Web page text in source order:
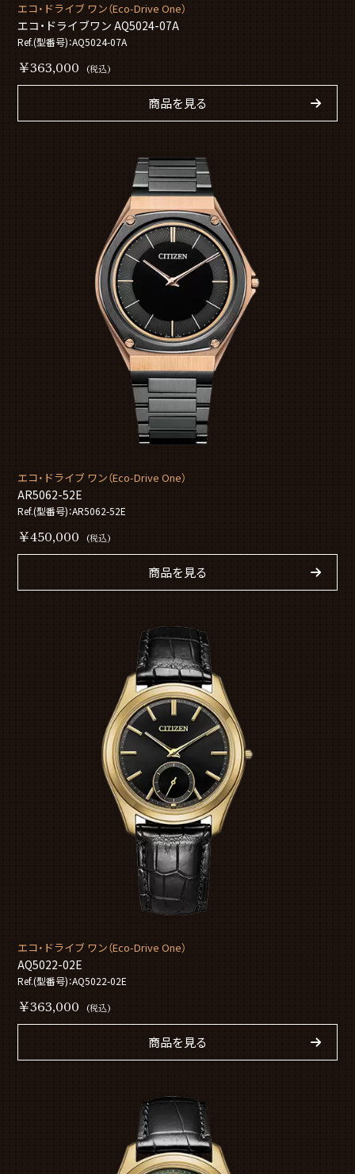
エコ・ドライブ ワン（Eco-Drive One）
エコ・ドライブワン AQ5024-07A
Ref.(型番号)：AQ5024-07A
￥363,000 (税込)
商品を見る
エコ・ドライブ ワン（Eco-Drive One）
AR5062-52E
Ref.(型番号)：AR5062-52E
￥450,000 (税込)
商品を見る
エコ・ドライブ ワン（Eco-Drive One）
AQ5022-02E
Ref.(型番号)：AQ5022-02E
￥363,000 (税込)
商品を見る